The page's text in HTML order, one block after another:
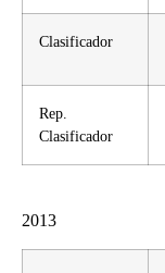
Clasificador
Rep.
Clasificador
2013